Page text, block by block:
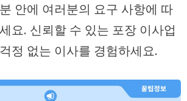
안에 여러분의 요구 사항에 따
요. 신뢰할 수 있는 포장 이사업
정 없는 이사를 경험하세요.